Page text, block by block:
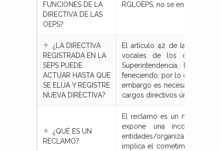
FUNCIONES DE LA
DIRECTIVA DE LAS
OEPS?
RGLOEPS, no se encuentra
¿LA DIRECTIVA
REGISTRADA EN LA
SEPS PUEDE
ACTUAR HASTA QUE
SE ELIJA Y REGISTRE
NUEVA DIRECTIVA?
El artículo 42 de la LOEPS
vocales de los consejos
Superintendencia, hasta
feneciendo; por lo cual la
embargo es necesario
cargos directivos únicamente
¿QUÉ ES UN
RECLAMO?
El reclamo es un
expone una
entidades/organizaciones
implica el cometimiento de